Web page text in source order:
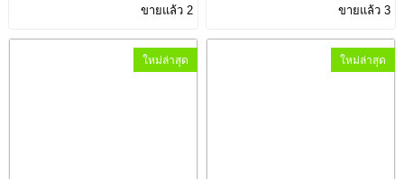
ขายแล้ว 2
ขายแล้ว 3
ใหม่ล่าสุด ใหม่ล่าสุด